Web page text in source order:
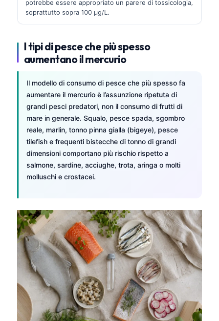
potrebbe essere appropriato un parere di tossicologia,
soprattutto sopra 100 µg/L.
I tipi di pesce che più spesso
aumentano il mercurio
Il modello di consumo di pesce che più spesso fa
aumentare il mercurio è l’assunzione ripetuta di
grandi pesci predatori, non il consumo di frutti di
mare in generale. Squalo, pesce spada, sgombro
reale, marlin, tonno pinna gialla (bigeye), pesce
tilefish e frequenti bistecche di tonno di grandi
dimensioni comportano più rischio rispetto a
salmone, sardine, acciughe, trota, aringa o molti
molluschi e crostacei.